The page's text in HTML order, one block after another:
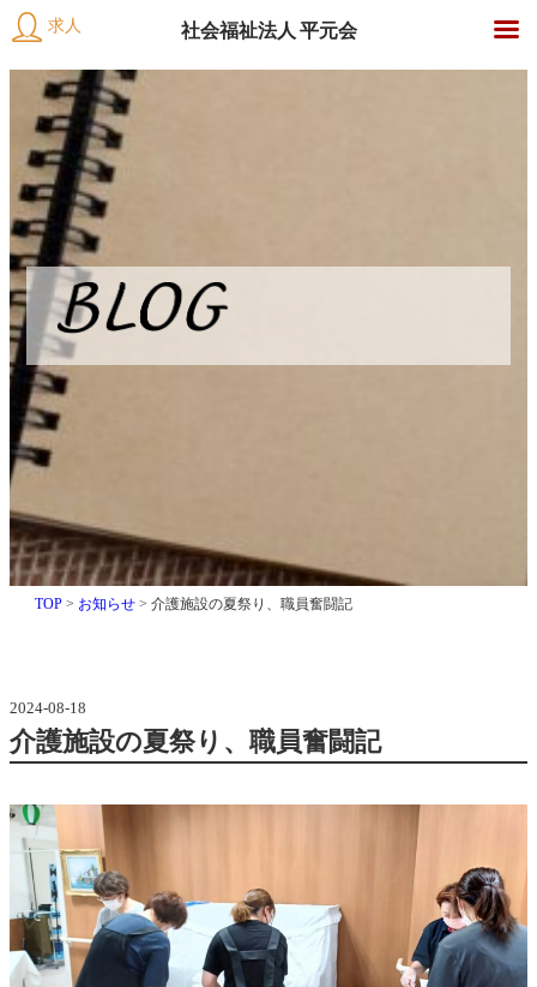
キ
ッ
プ
福
祉
法
人
平
元
会
TOP > お知らせ >介護施設の夏祭り、職員奮闘記
2024-08-18
介
護
施
設
の
夏
り
、
職
員
お
知
ら
療
カ
ト
レ
ア
介護施設の夏祭り、職員奮闘記
求人 社会福祉法人 平元会